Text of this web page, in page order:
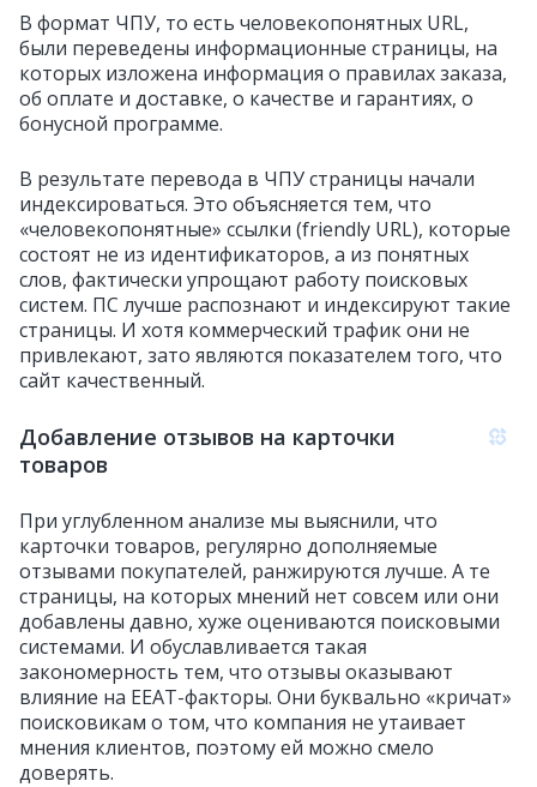
В формат ЧПУ, то есть человекопонятных URL,
были переведены информационные страницы, на
которых изложена информация о правилах заказа,
об оплате и доставке, о качестве и гарантиях, о
бонусной программе.
В результате перевода в ЧПУ страницы начали
индексироваться. Это объясняется тем, что
«человекопонятные» ссылки (friendly URL), которые
состоят не из идентификаторов, а из понятных
слов, фактически упрощают работу поисковых
систем. ПС лучше распознают и индексируют такие
страницы. И хотя коммерческий трафик они не
привлекают, зато являются показателем того, что
сайт качественный.
Добавление отзывов на карточки
товаров
При углубленном анализе мы выяснили, что
карточки товаров, регулярно дополняемые
отзывами покупателей, ранжируются лучше. А те
страницы, на которых мнений нет совсем или они
добавлены давно, хуже оцениваются поисковыми
системами. И обуславливается такая
закономерность тем, что отзывы оказывают
влияние на EEAT-факторы. Они буквально «кричат»
поисковикам о том, что компания не утаивает
мнения клиентов, поэтому ей можно смело
доверять.